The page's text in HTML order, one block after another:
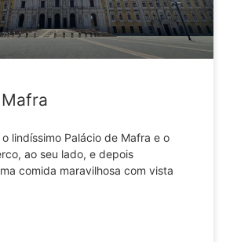
o lindíssimo Palácio de Mafra e o
ao seu lado, e depois
comida maravilhosa com vista